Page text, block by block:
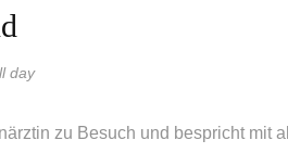
day
zu Besuch und bespricht